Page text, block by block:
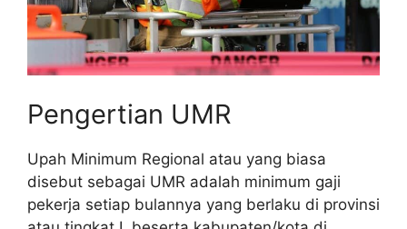
Pengertian UMR
Upah Minimum Regional atau yang biasa
disebut sebagai UMR adalah minimum gaji
pekerja setiap bulannya yang berlaku di provinsi